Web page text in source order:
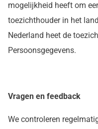
mogelijkheid heeft om
toezichthouder in het
Nederland heet de
Persoonsgegevens.
Vragen en feedback
We controleren